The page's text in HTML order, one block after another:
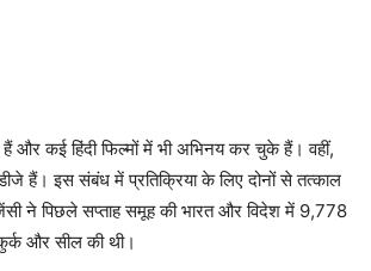
हैं और कई हिंदी फिल्मों में भी अभिनय कर चुके हैं। वहीं,
हैं। इस संबंध में प्रतिक्रिया के लिए दोनों से तत्काल
ने पिछले सप्ताह समूह की भारत और विदेश में 9,778
और सील की थी।